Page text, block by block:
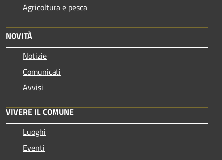
Agricoltura e pesca
NOVITÀ
Notizie
Comunicati
Avvisi
VIVERE IL COMUNE
Luoghi
Eventi